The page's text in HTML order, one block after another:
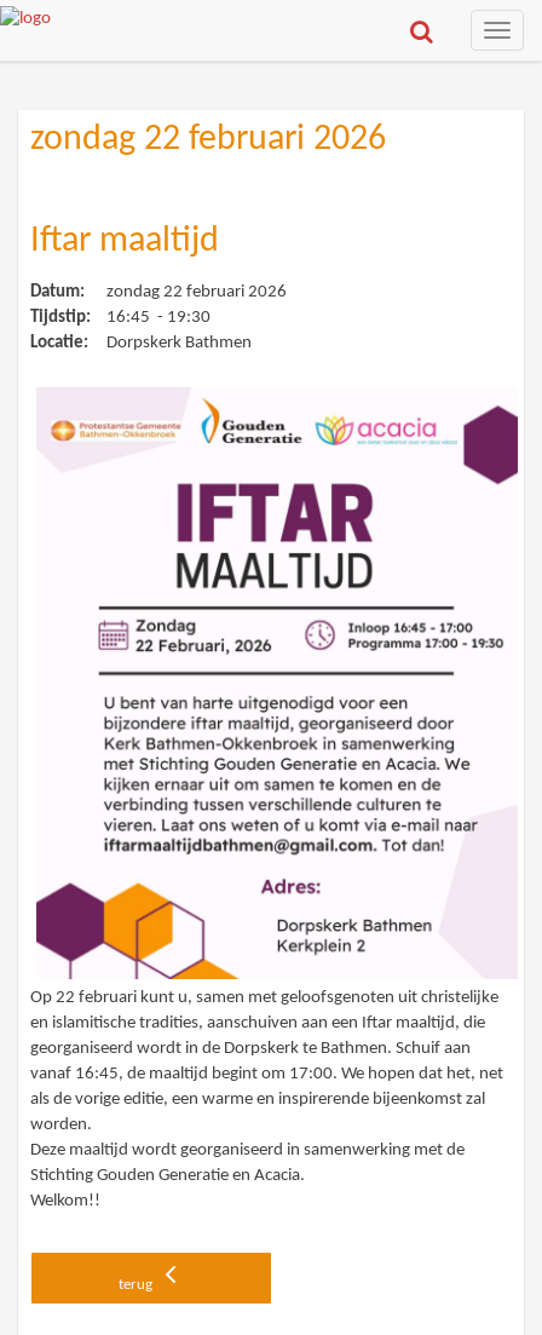
Toggle
zondag 22 februari 2026
Iftar maaltijd
Datum:
zondag 22 februari 2026
Tijdstip:
16:45 - 19:30
Locatie:
Dorpskerk Bathmen
Op 22 februari kunt u, samen met geloofsgenoten uit christelijke
en islamitische tradities, aanschuiven aan een Iftar maaltijd, die
georganiseerd wordt in de Dorpskerk te Bathmen. Schuif aan
vanaf 16:45, de maaltijd begint om 17:00. We hopen dat het, net
als de vorige editie, een warme en inspirerende bijeenkomst zal
worden.
Deze maaltijd wordt georganiseerd in samenwerking met de
Stichting Gouden Generatie en Acacia.
Welkom!!
terug